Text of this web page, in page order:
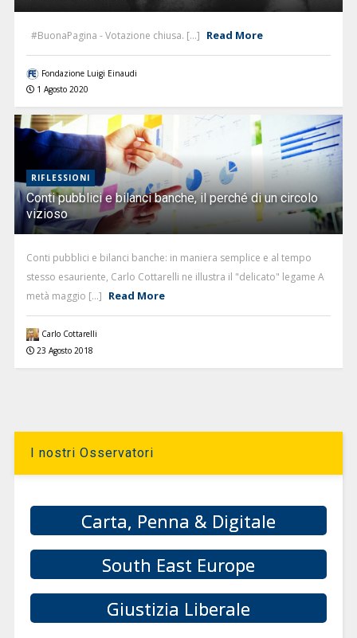
#BuonaPagina - Votazione chiusa. [...] Read More
Fondazione Luigi Einaudi
1 Agosto 2020
RIFLESSIONI
Conti pubblici e bilanci banche, il perché di un circolo
vizioso
Conti pubblici e bilanci banche: in maniera semplice e al tempo
stesso esauriente, Carlo Cottarelli ne illustra il "delicato" legame A
metà maggio [...] Read More
Carlo Cottarelli
23 Agosto 2018
I nostri Osservatori
Carta, Penna & Digitale
South East Europe
Giustizia Liberale